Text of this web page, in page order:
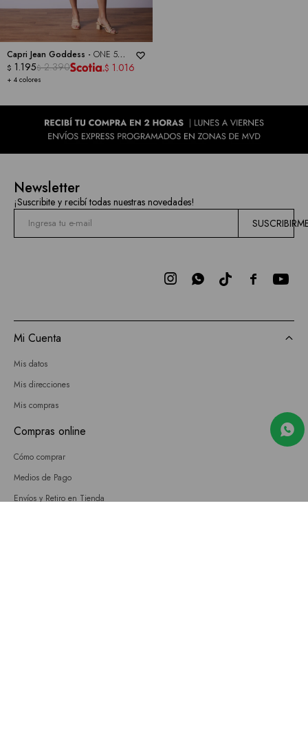
Capri Jean Goddess - ONE 5
ONE
+ 4 colores
$ 1.195$ 2.390 $ 1.016
Newsletter
¡Suscribite y recibí todas nuestras novedades!

 
Mi Cuenta
Mis datos
Mis direcciones
Mis compras
Compras online
Cómo comprar
Medios de Pago
Envíos y Retiro en Tienda